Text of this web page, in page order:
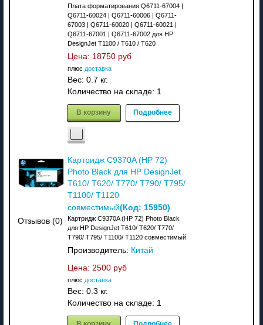
Плата форматирования Q6711-67004 |
Q6711-60024 | Q6711-60006 | Q6711-
67003 | Q6711-60020 | Q6711-60021 |
Q6711-67001 | Q6711-67002 для HP
DesignJet T1100 / T610 / T620
Цена: 18750 руб
плюс доставка
Вес: 0.7 кг.
Количество на складе: 1
В корзину Подробнее
Отзывов (0)
Картридж C9370A (HP 72)
Photo Black для HP DesignJet
T610/ T620/ T770/ T790/ T795/
T1100/ T1120
совместимый(Код: 15950)
Картридж C9370A (HP 72) Photo Black
для HP DesignJet T610/ T620/ T770/
T790/ T795/ T1100/ T1120 совместимый
Производитель: Китай
Цена: 2500 руб
плюс доставка
Вес: 0.3 кг.
Количество на складе: 1